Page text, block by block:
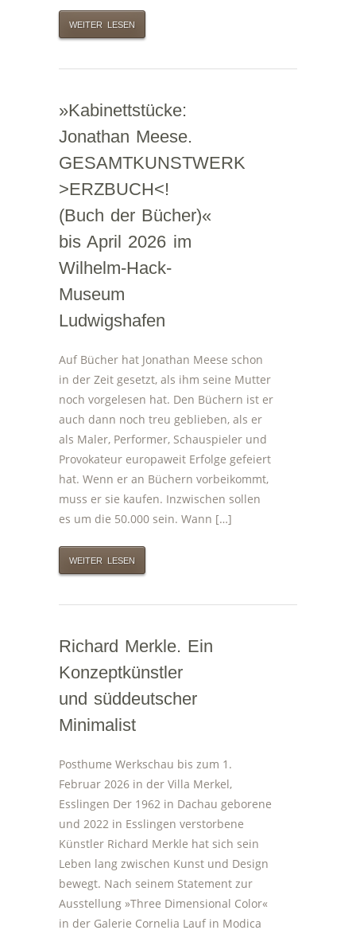
WEITER LESEN
»Kabinettstücke:
Jonathan Meese.
GESAMTKUNSTWERK
>ERZBUCH<!
(Buch der Bücher)«
bis April 2026 im
Wilhelm-Hack-
Museum
Ludwigshafen
Auf Bücher hat Jonathan Meese schon
in der Zeit gesetzt, als ihm seine Mutter
noch vorgelesen hat. Den Büchern ist er
auch dann noch treu geblieben, als er
als Maler, Performer, Schauspieler und
Provokateur europaweit Erfolge gefeiert
hat. Wenn er an Büchern vorbeikommt,
muss er sie kaufen. Inzwischen sollen
es um die 50.000 sein. Wann […]
WEITER LESEN
Richard Merkle. Ein
Konzeptkünstler
und süddeutscher
Minimalist
Posthume Werkschau bis zum 1.
Februar 2026 in der Villa Merkel,
Esslingen Der 1962 in Dachau geborene
und 2022 in Esslingen verstorbene
Künstler Richard Merkle hat sich sein
Leben lang zwischen Kunst und Design
bewegt. Nach seinem Statement zur
Ausstellung »Three Dimensional Color«
in der Galerie Cornelia Lauf in Modica